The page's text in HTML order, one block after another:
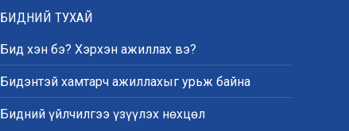
Ихэнх нутгаар халж, зарим
бүсэд аадар бороо орно
БИДНИЙ ТУХАЙ
Бид хэн бэ? Хэрхэн ажиллах вэ?
Бидэнтэй хамтарч ажиллахыг урьж байна
Бидний үйлчилгээ үзүүлэх нөхцөл